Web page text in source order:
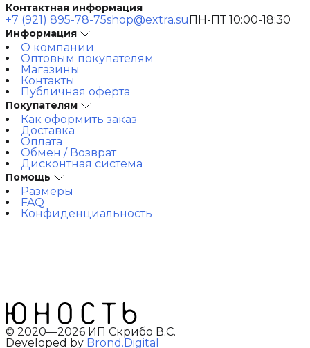
Контактная информация
+7 (921) 895-78-75shop@extra.suПН-ПТ 10:00-18:30
Информация
О компании
Оптовым покупателям
Магазины
Контакты
Публичная оферта
Покупателям
Как оформить заказ
Доставка
Оплата
Обмен / Возврат
Дисконтная система
Помощь
Размеры
FAQ
Конфиденциальность
© 2020—2026 ИП Скрибо В.С.
Developed by Brond.Digital